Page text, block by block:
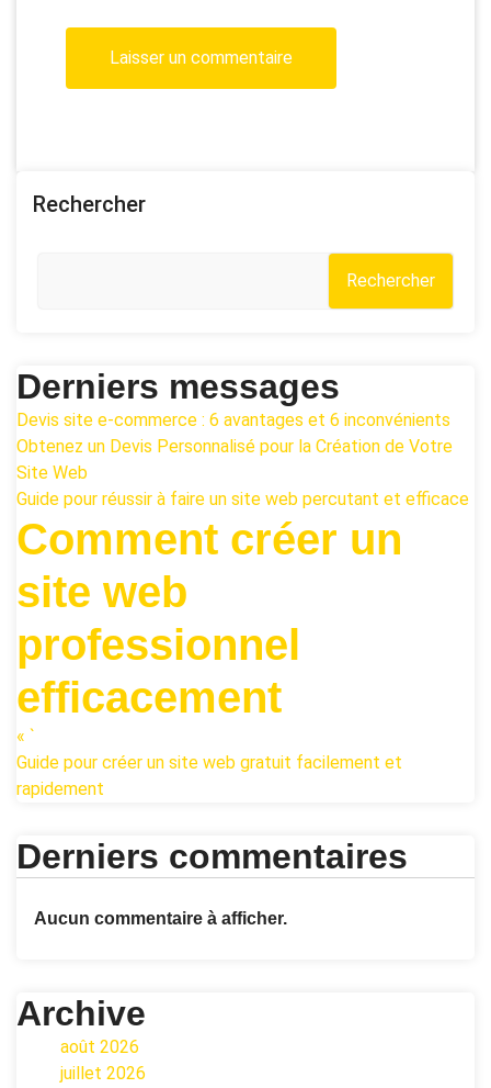
Rechercher
Rechercher
Derniers messages
Devis site e-commerce : 6 avantages et 6 inconvénients
Obtenez un Devis Personnalisé pour la Création de Votre
Site Web
Guide pour réussir à faire un site web percutant et efficace
Comment créer un
site web
professionnel
efficacement
« `
Guide pour créer un site web gratuit facilement et
rapidement
Derniers commentaires
Aucun commentaire à afficher.
Archive
août 2026
juillet 2026